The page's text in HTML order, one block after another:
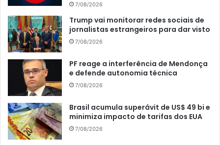
7/08/2026
Trump vai monitorar redes sociais de
jornalistas estrangeiros para dar visto
7/08/2026
PF reage a interferência de Mendonça
e defende autonomia técnica
7/08/2026
Brasil acumula superávit de US$ 49 bi e
minimiza impacto de tarifas dos EUA
7/08/2026